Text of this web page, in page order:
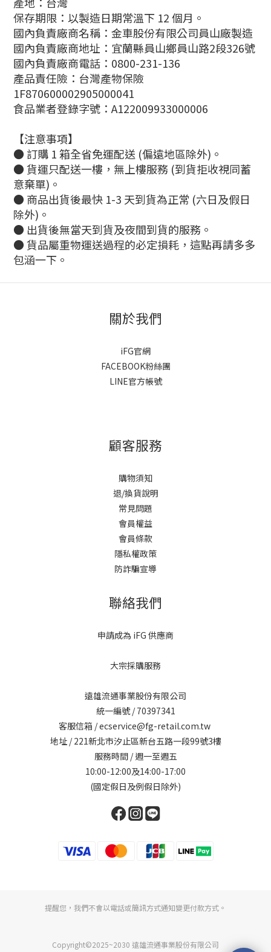
保存期限：以製造日期常溫下 12 個月。
國內負責廠商名稱： 金車股份有限公司員山廠製造
國內負責廠商地址： 宜蘭縣員山鄉員山路2段326號
國內負責廠商電話： 0800-231-136
產品責任險： 台灣產物保險
1F870600002905000041
食品業者登錄字號： A122009933000006
【注意事項】
● 訂購 1 箱全省免運配送 (偏遠地區除外)。
● 貨運只配送一樓，無上樓服務 (到貨拒收視同蓄
意棄單)。
● 商品出貨後最快 1-3 天到貨為正常 (六日及假日
除外)。
● 出貨後無當天到貨及夜間到貨的服務。
● 貨品屬重物運送過程的必定損耗，這點再請多多
包涵一下。
關於我們
iFG官網
FACEBOOK粉絲團
LINE官方帳號
顧客服務
購物須知
退/換貨說明
常見問題
會員權益
會員條款
隱私權政策
防詐騙宣導
聯絡我們
申請成為 iFG 供應商
大宗採購服務
遠雄流通事業股份有限公司
統一編號 / 70397341
客服信箱 / ecservice@fg-retail.com.tw
地址 / 221新北市汐止區新台五路一段99號3樓
服務時間 / 週一至週五
10:00-12:00及14:00-17:00
(國定假日及例假日除外)
提醒您，我們不會以電話或簡訊方式通知變更付款方式。
Copyright©2025~2030 遠雄流通事業股份有限公司